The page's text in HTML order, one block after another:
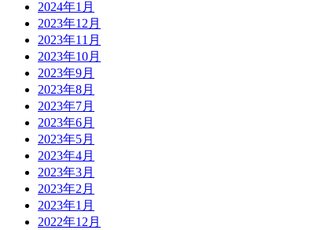
2024年1月
2023年12月
2023年11月
2023年10月
2023年9月
2023年8月
2023年7月
2023年6月
2023年5月
2023年4月
2023年3月
2023年2月
2023年1月
2022年12月